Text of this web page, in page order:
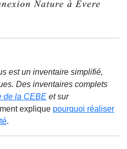
est un inventaire simplifié,
Des inventaires complets
de la CEBE et sur
explique pourquoi réaliser
.